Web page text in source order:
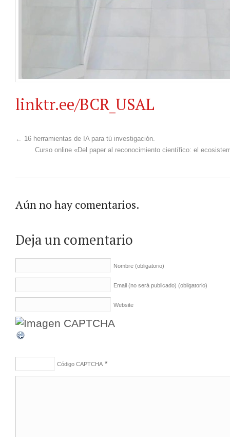
linktr.ee/BCR_USAL
← 16 herramientas de IA para tú investigación.
Curso online «Del paper al reconocimiento científico: el
Aún no hay comentarios.
Deja un comentario
Nombre (obligatorio)
Email (no será publicado) (obligatorio)
Website
Código CAPTCHA *